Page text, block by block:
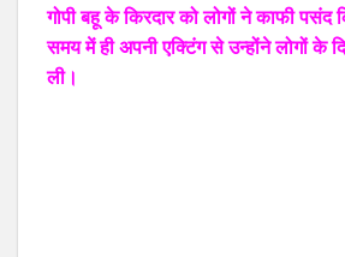
गोपी बहू के किरदार को लोगों ने काफी
समय में ही अपनी एक्टिंग से उन्होंने लोगों के
ली।